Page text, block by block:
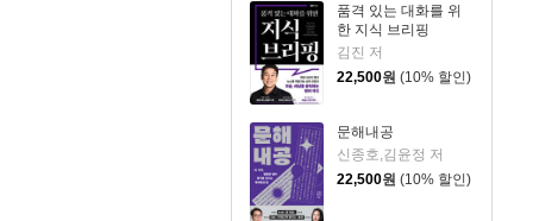
품격 있는 대화를 위
한 지식 브리핑
김진 저
22,500원 (10% 할인)
문해내공
신종호,김윤정 저
22,500원 (10% 할인)